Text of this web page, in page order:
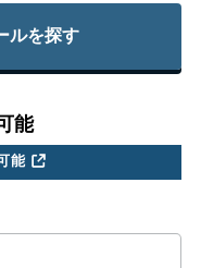
ルを探す
能
能